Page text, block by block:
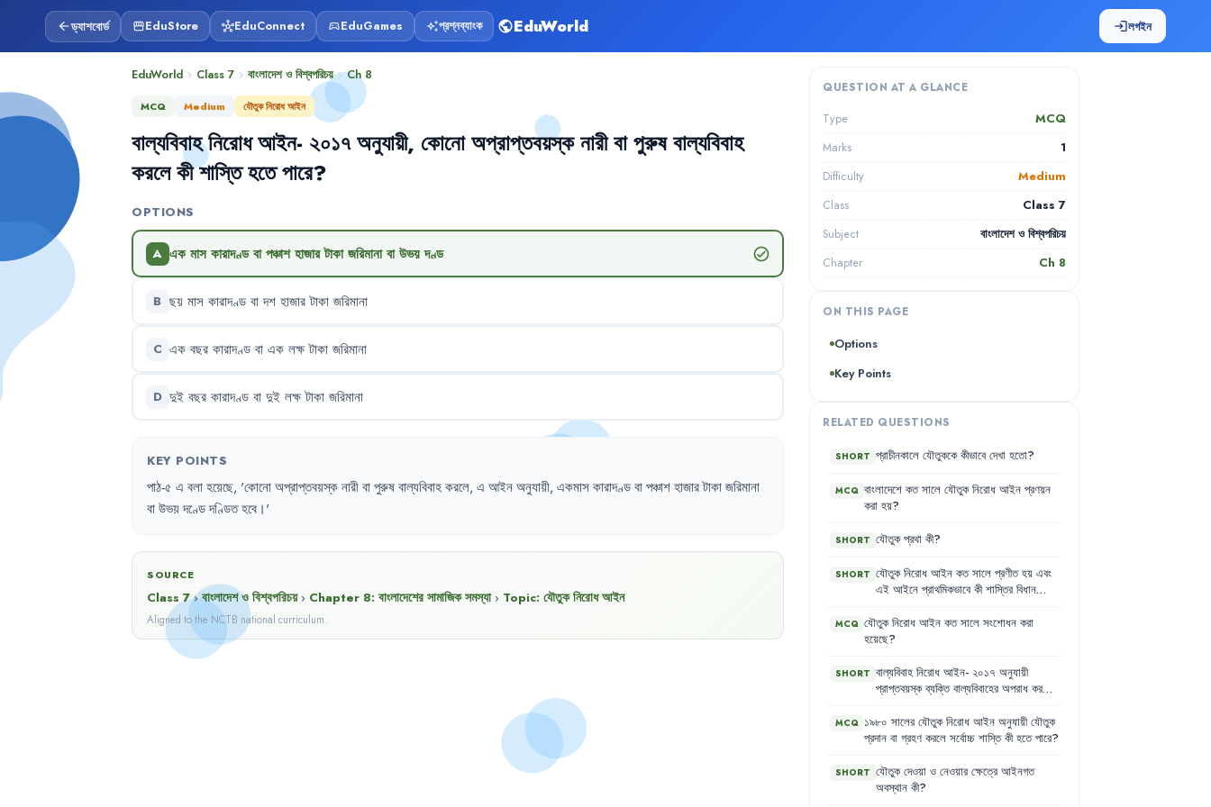
arrow_backড্যাশবোর্ড storefrontEduStore hubEduConnect sports_esportsEduGames auto_awesomeপ্রশ্নব্যাংক publicEduWorld loginলগইন
EduWorld chevron_right Class 7 chevron_right বাংলাদেশ ও বিশ্বপরিচয়chevron_rightCh 8
MCQ Medium যৌতুক নিরোধ আইন
বাল্যবিবাহ নিরোধ আইন- ২০১৭ অনুযায়ী, কোনো অপ্রাপ্তবয়স্ক নারী বা পুরুষ বাল্যবিবাহ
করলে কী শাস্তি হতে পারে?
OPTIONS
A এক মাস কারাদণ্ড বা পঞ্চাশ হাজার টাকা জরিমানা বা উভয় দণ্ড check_circle
B ছয় মাস কারাদণ্ড বা দশ হাজার টাকা জরিমানা
C এক বছর কারাদণ্ড বা এক লক্ষ টাকা জরিমানা
D দুই বছর কারাদণ্ড বা দুই লক্ষ টাকা জরিমানা
KEY POINTS
পাঠ-৫ এ বলাহয়েছে, 'কোনোঅপ্রাপ্তবয়স্কনারীবাপুরুষবাল্যবিবাহকরলে, এ আইনঅনুযায়ী, একমাসকারাদণ্ডবাপঞ্চাশহাজারটাকাজরিমানা
বাউভয়দণ্ডেদণ্ডিতহবে ।'
SOURCE
Class 7›বাংলাদেশ ও বিশ্বপরিচয় › Chapter 8: বাংলাদেশের সামাজিক সমস্যা › Topic: যৌতুক নিরোধ আইন
Aligned to the NCTB national curriculum.
QUESTION AT A GLANCE
Type MCQ
Marks 1
Difficulty Medium
Class Class 7
Subject বাংলাদেশ ও বিশ্বপরিচয়
Chapter Ch 8
ON THIS PAGE
Options
Key Points
RELATED QUESTIONS
SHORT প্রাচীনকালে যৌতুককে কীভাবে দেখা হতো?
MCQ বাংলাদেশে কত সালে যৌতুক নিরোধ আইন প্রণয়ন
করা হয়?
SHORT যৌতুক প্রথা কী?
SHORT যৌতুক নিরোধ আইন কত সালে প্রণীত হয় এবং
এই আইনে প্রাথমিকভাবে কী শাস্তির বিধান
MCQ যৌতুক নিরোধ আইন কত সালে সংশোধন করা
হয়েছে?
SHORT বাল্যবিবাহ নিরোধ আইন- ২০১৭ অনুযায়ী
প্রাপ্তবয়স্ক ব্যক্তি বাল্যবিবাহের অপরাধ করলে
MCQ ১৯৮০ সালের যৌতুক নিরোধ আইন অনুযায়ী যৌতুক
প্রদান বা গ্রহণ করলে সর্বোচ্চ শাস্তি কী হতে পারে?
SHORT যৌতুক দেওয়া ও নেওয়ার ক্ষেত্রে আইনগত
অবস্থান কী?